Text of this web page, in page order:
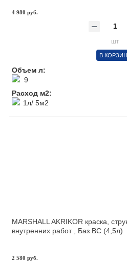
4 980 руб.
шт
В
Объем л:
9
Расход м2:
1л/ 5м2
MARSHALL AKRIKOR краска,
внутренних работ , Баз BС (4,5л)
2 580 руб.